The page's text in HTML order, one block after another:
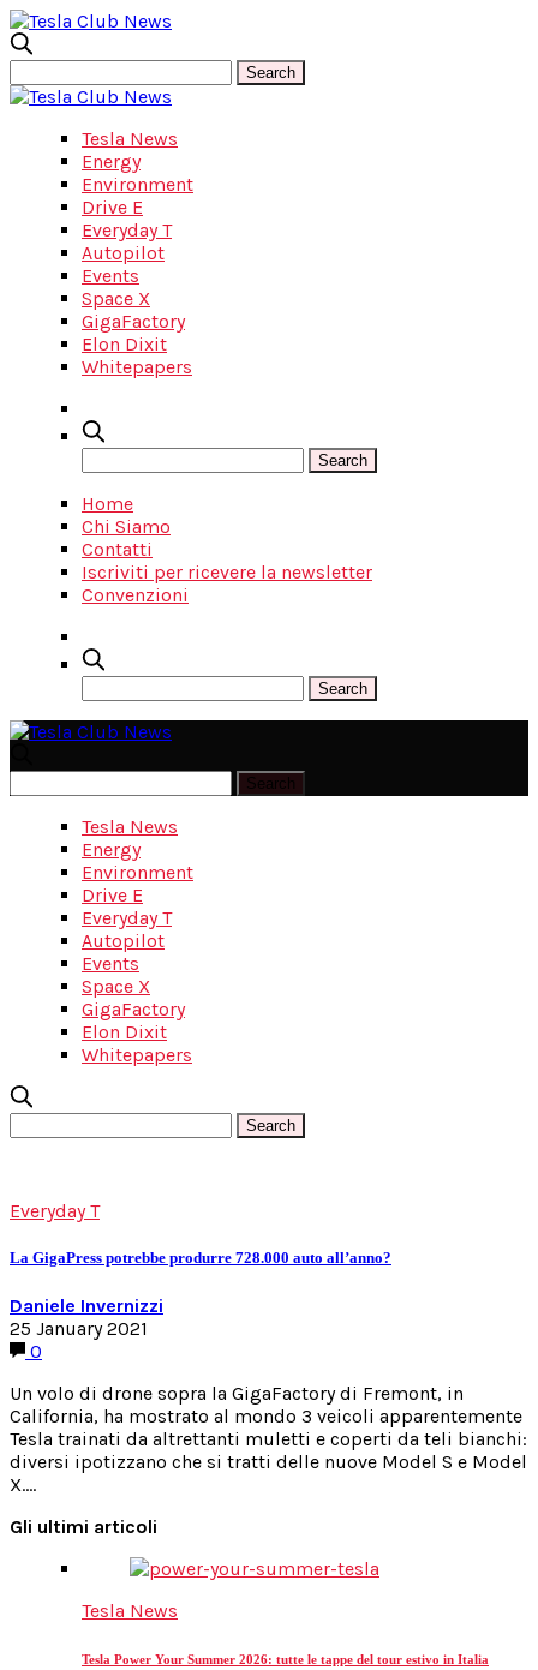
Tesla News
Energy
Environment
Drive E
Everyday T
Autopilot
Events
Space X
GigaFactory
Elon Dixit
Whitepapers
Home
Chi Siamo
Contatti
Iscriviti per ricevere la newsletter
Convenzioni
Tesla News
Energy
Environment
Drive E
Everyday T
Autopilot
Events
Space X
GigaFactory
Elon Dixit
Whitepapers
Everyday T
La GigaPress potrebbe produrre 728.000 auto all’anno?
Daniele Invernizzi
25 January 2021
0
Un volo di drone sopra la GigaFactory di Fremont, in
California, ha mostrato al mondo 3 veicoli apparentemente
Tesla trainati da altrettanti muletti e coperti da teli bianchi:
diversi ipotizzano che si tratti delle nuove Model S e Model
X.…
Gli ultimi articoli
Tesla News
Tesla Power Your Summer 2026: tutte le tappe del tour estivo in Italia